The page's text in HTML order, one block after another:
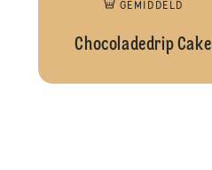
GEMIDDELD
Chocoladedrip Cake